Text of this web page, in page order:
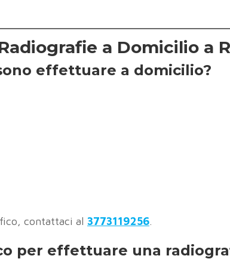
a Domicilio a
effettuare a domicilio?
contattaci al 3773119256.
per effettuare una